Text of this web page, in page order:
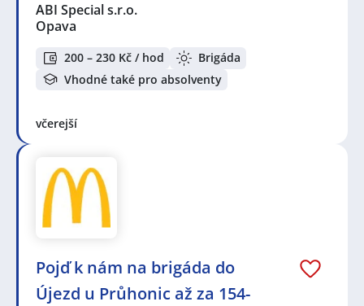
ABI Special s.r.o.
Opava
200 – 230 Kč / hod
Brigáda
Vhodné také pro absolventy
včerejší
Pojď k nám na brigáda do
Újezd u Průhonic až za 154-